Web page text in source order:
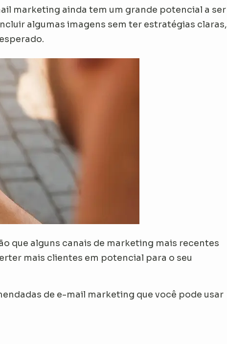
marketing ainda tem um grande potencial a ser
algumas imagens sem ter estratégias claras,
que alguns canais de marketing mais recentes
mais clientes em potencial para o seu
de e-mail marketing que você pode usar